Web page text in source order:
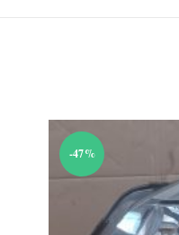
-47%